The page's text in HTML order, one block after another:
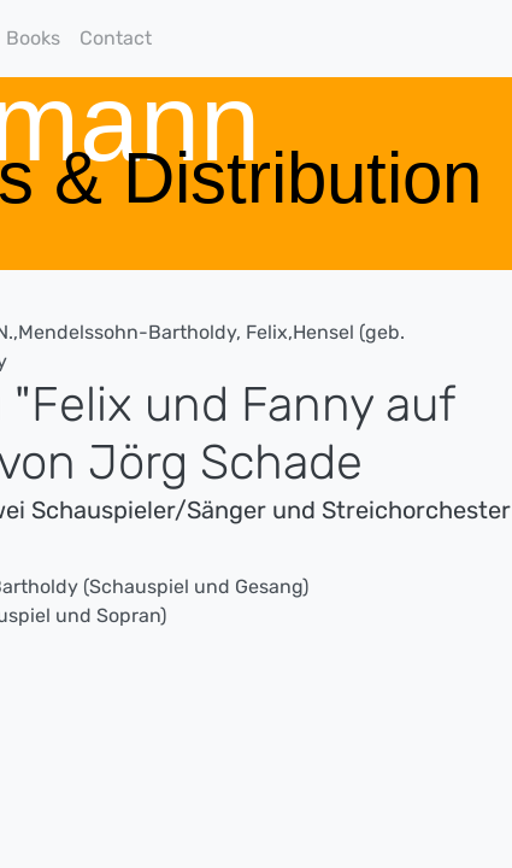
Books Contact
& Distribution
Bartholdy, Felix,Hensel (geb.
"Felix und Fanny auf
Jörg Schade
Schauspieler/Sänger und Streichorchester
(Schauspiel und Gesang)
und Sopran)